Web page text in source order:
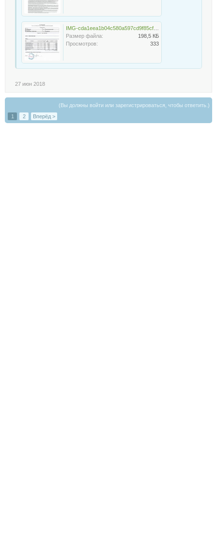
Размер файла:
198,5 КБ
Просмотров:
333
27 июн 2018
(Вы должны войти или зарегистрироваться, чтобы ответить.)
1
2 Вперёд >